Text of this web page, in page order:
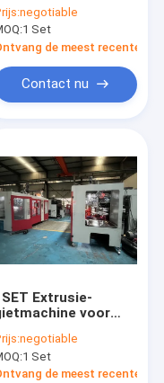
EVOH AD
negotiable
1 Set
de meest recente
Contact nu
Extrusie-
voor
1 hoofd
negotiable
1 Set
de meest recente